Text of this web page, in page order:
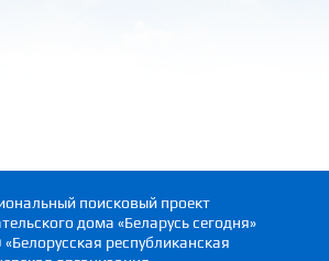
поисковый проект
дома «Беларусь сегодня»
республиканская